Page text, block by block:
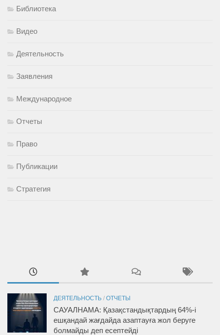
Библиотека
Видео
Деятельность
Заявления
Международное
Отчеты
Право
Публикации
Стратегия
ДЕЯТЕЛЬНОСТЬ / ОТЧЕТЫ
САУАЛНАМА: Қазақстандықтардың 64%-і
ешқандай жағдайда азаптауға жол беруге
болмайды деп есептейді